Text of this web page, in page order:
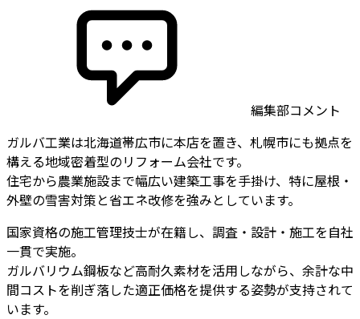
編集部コメント
ガルバ工業は北海道帯広市に本店を置き、札幌市にも拠点を
構える地域密着型のリフォーム会社です。
住宅から農業施設まで幅広い建築工事を手掛け、特に屋根・
外壁の雪害対策と省エネ改修を強みとしています。
国家資格の施工管理技士が在籍し、調査・設計・施工を自社
一貫で実施。
ガルバリウム鋼板など高耐久素材を活用しながら、余計な中
間コストを削ぎ落した適正価格を提供する姿勢が支持されて
います。